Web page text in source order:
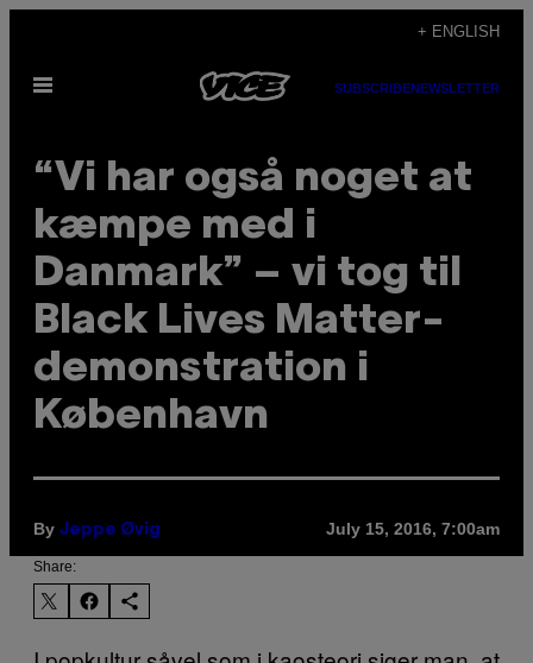
content
+ ENGLISH
Open
SUBSCRIBENEWSLETTER
“Vi har også noget at
kæmpe med i
Danmark” – vi tog til
Black Lives Matter-
demonstration i
København
By Jeppe Øvig July 15, 2016, 7:00am
Share: